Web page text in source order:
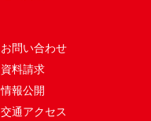
お問い合わせ
資料請求
情報公開
交通アクセス